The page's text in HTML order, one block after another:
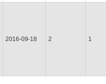
2016-09-18 2 1